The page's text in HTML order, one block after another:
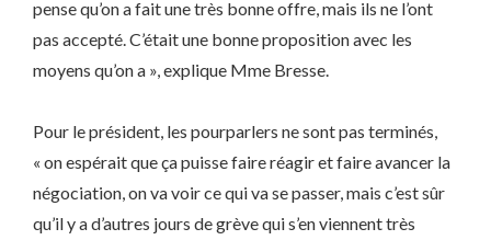
pense qu’on a fait une très bonne offre, mais ils ne l’ont
pas accepté. C’était une bonne proposition avec les
moyens qu’on a », explique Mme Bresse.
Pour le président, les pourparlers ne sont pas terminés,
« on espérait que ça puisse faire réagir et faire avancer la
négociation, on va voir ce qui va se passer, mais c’est sûr
qu’il y a d’autres jours de grève qui s’en viennent très